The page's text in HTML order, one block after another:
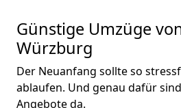
Günstige Umzüge
Würzburg
Der Neuanfang sollte so
ablaufen. Und genau dafür
Angebote da.